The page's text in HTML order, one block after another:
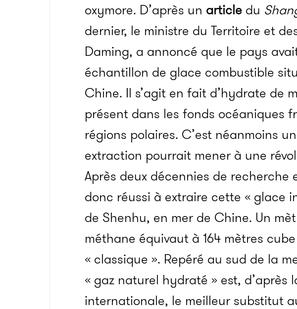
oxymore. D’après un article du
dernier, le ministre du Territoire et
Daming, a annoncé que le pays
échantillon de glace combustible
Chine. Il s’agit en fait d’hydrate de
présent dans les fonds océaniques
régions polaires. C’est néanmoins
extraction pourrait mener à une
Après deux décennies de recherche
donc réussi à extraire cette « glace
de Shenhu, en mer de Chine. Un
méthane équivaut à 164 mètres
« classique ». Repéré au sud de la
« gaz naturel hydraté » est,
internationale, le meilleur substitut